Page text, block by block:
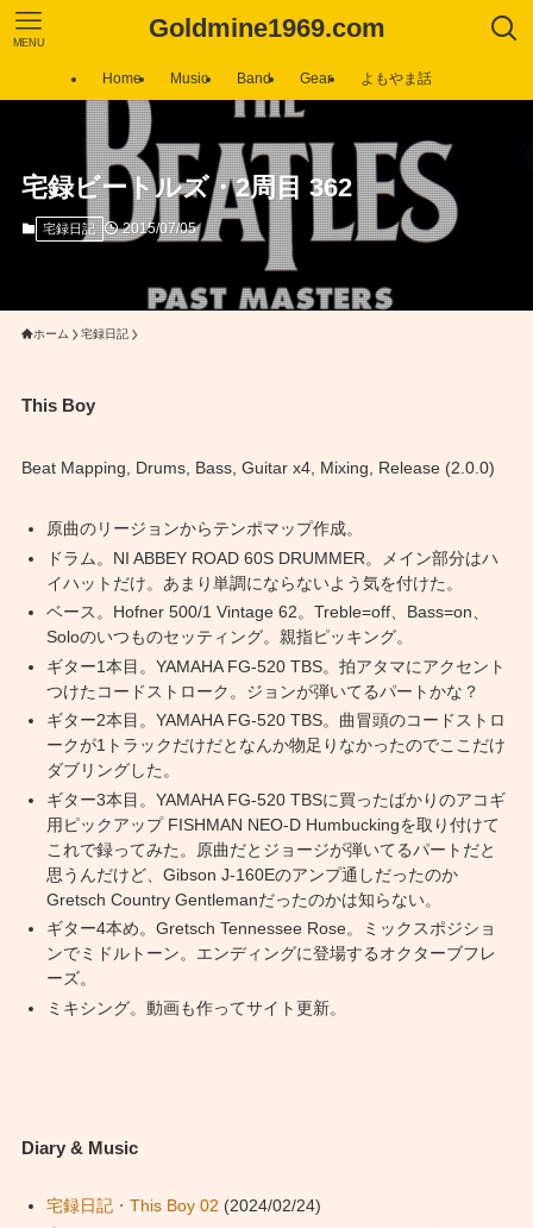
Goldmine1969.com
MENU
Home Music Band Gear よもやま話
宅録ビートルズ・2周目 362
宅録日記 2015/07/05
ホーム 宅録日記
This Boy
Beat Mapping, Drums, Bass, Guitar x4, Mixing, Release (2.0.0)
原曲のリージョンからテンポマップ作成。
ドラム。NI ABBEY ROAD 60S DRUMMER。メイン部分はハ
イハットだけ。あまり単調にならないよう気を付けた。
ベース。Hofner 500/1 Vintage 62。Treble=off、Bass=on、
Soloのいつものセッティング。親指ピッキング。
ギター1本目。YAMAHA FG-520 TBS。拍アタマにアクセント
つけたコードストローク。ジョンが弾いてるパートかな？
ギター2本目。YAMAHA FG-520 TBS。曲冒頭のコードストロ
ークが1トラックだけだとなんか物足りなかったのでここだけ
ダブリングした。
ギター3本目。YAMAHA FG-520 TBSに買ったばかりのアコギ
用ピックアップ FISHMAN NEO-D Humbuckingを取り付けて
これで録ってみた。原曲だとジョージが弾いてるパートだと
思うんだけど、Gibson J-160Eのアンプ通しだったのか
Gretsch Country Gentlemanだったのかは知らない。
ギター4本め。Gretsch Tennessee Rose。ミックスポジショ
ンでミドルトーン。エンディングに登場するオクターブフレ
ーズ。
ミキシング。動画も作ってサイト更新。
Diary & Music
宅録日記・This Boy 02 (2024/02/24)